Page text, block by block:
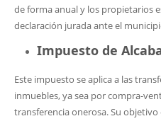
de forma anual y los propietarios
declaración jurada ante el
Impuesto de
Este impuesto se aplica a las
inmuebles, ya sea por compra-
transferencia onerosa. Su objetivo